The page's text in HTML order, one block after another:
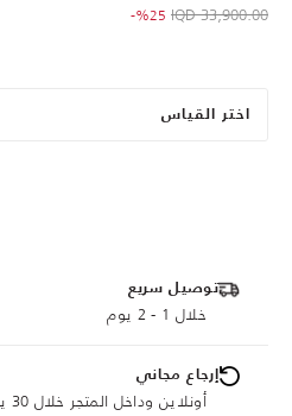
Price reduced from
33,900.00 IQD
to 25,500.00 IQD
%25-
اختر القياس
توصيل سريع
خلال 1 - 2 يوم
إرجاع مجاني
أونلاين وداخل المتجر خلال 30 يومًا